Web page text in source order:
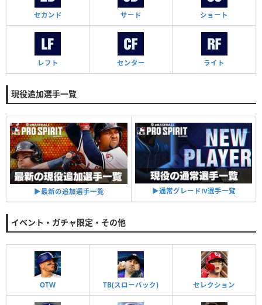
セカンド サード ショート
レフト センター ライト
現役追加選手一覧
▶︎最新の追加選手一覧 ▶︎通常グレードⅣ選手一覧
イベント・ガチャ限定・その他
OTW TB(スローバック) セレクション